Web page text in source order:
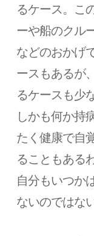
るケース。こ
ーや船のクル
などのおかげ
ースもあるが
るケースも少
しかも何か持
たく健康で自
ることもある
自分もいつか
ないのではな